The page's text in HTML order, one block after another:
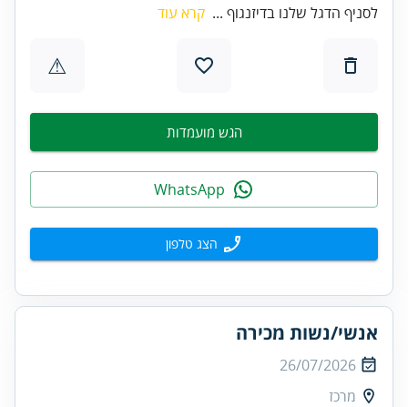
לסניף הדגל שלנו בדיזנגוף ... קרא עוד
⚠
הגש מועמדות
הצג טלפון
אנשי/נשות מכירה
26/07/2026
מרכז